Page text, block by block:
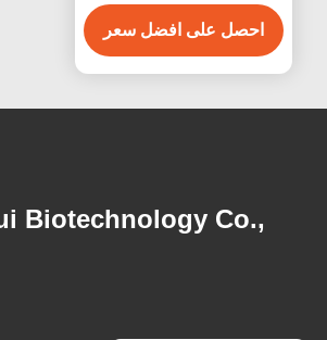
6000 8000 CAS 25322-
68-3
احصل على افضل سعر
Biotechnology Co.,